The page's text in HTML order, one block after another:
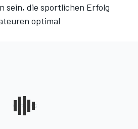
sein, die sportlichen Erfolg
optimal